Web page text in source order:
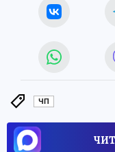
ЧП